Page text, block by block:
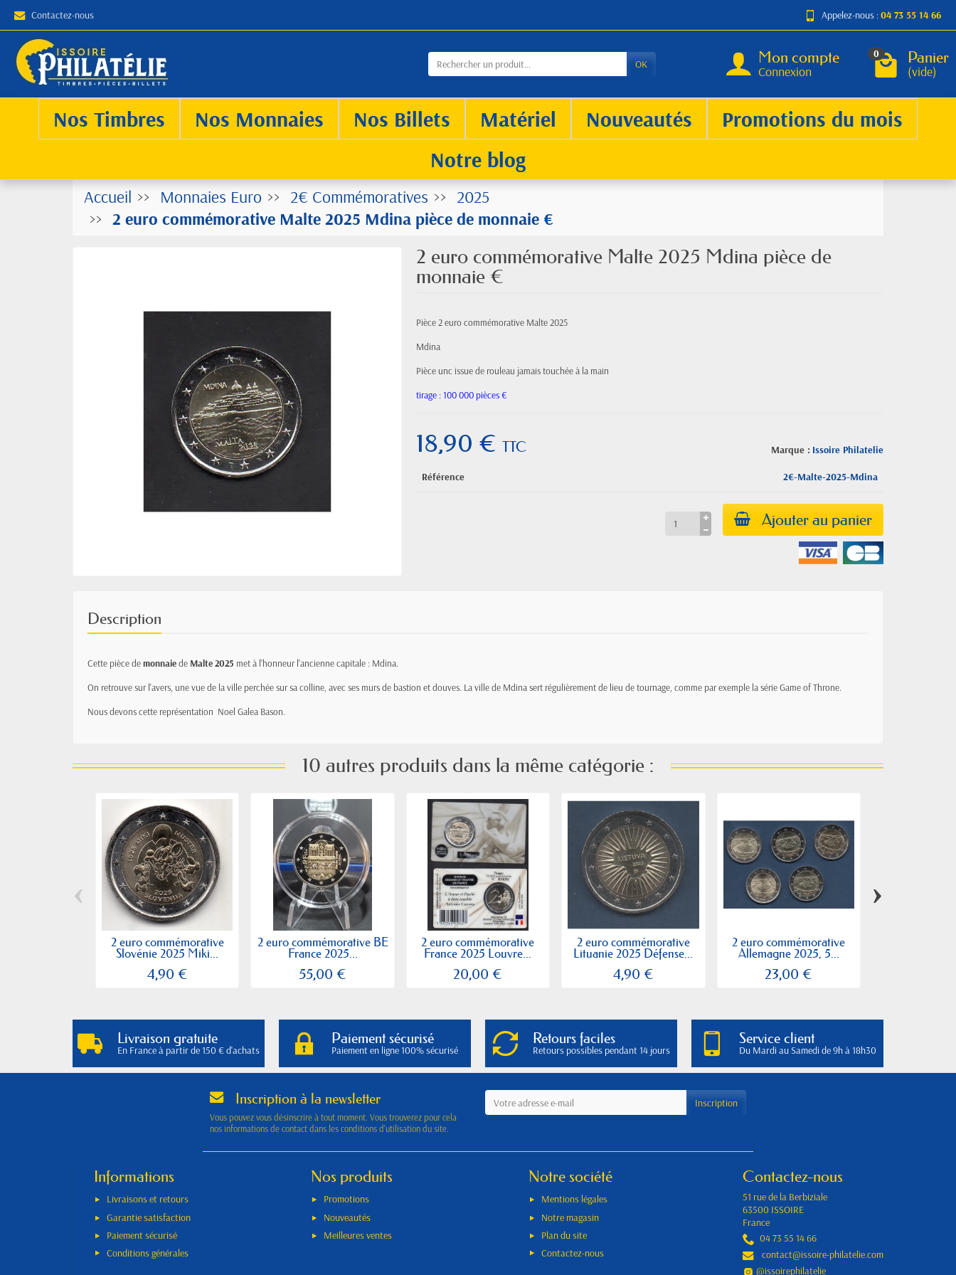
Contactez-nous Appelez-nous :04 73 55 14 66
OK Mon compte
Connexion
0 Panier
(vide)
Nos Timbres Nos Monnaies Nos Billets Matériel Nouveautés
Promotions du mois
Notre blog
Accueil Monnaies Euro 2€ Commémoratives
2025
2 euro commémorative Malte 2025 Mdina pièce de monnaie €
2 euro commémorative Malte 2025 Mdina pièce de
monnaie €
Pièce 2 euro commémorative Malte 2025
Mdina
Pièce unc issue de rouleau jamais touchée à la main
tirage : 100 000 pièces €
Marque : Issoire Philatelie
18,90 €TTC
Référence 2€-Malte-2025-Mdina
Ajouter au panier
Description
Cette pièce demonnaiede Malte 2025 met à l'honneur l'ancienne capitale : Mdina.
On retrouve sur l'avers, une vue de la ville perchée sur sa colline, avec ses murs de bastion et douves. La ville de Mdina sert régulièrement de lieu de tournage, comme par exemple la série Game of Throne.
Nous devons cette représentation Noel Galea Bason.
10 autres produits dans la même catégorie :
2 euro commémorative
Slovénie 2025 Miki...
4,90 €
2 euro commémorative BE
France 2025...
55,00 €
2 euro commémorative
France 2025 Louvre...
20,00 €
2 euro commémorative
Lituanie 2025 Défense...
4,90 €
2 euro commémorative
Allemagne 2025, 5...
23,00 €
‹ ›
Livraison gratuite
En France à partir de 150 € d'achats
Paiement sécurisé
Paiement en ligne 100% sécurisé
Retours faciles
Retours possibles pendant 14 jours
Service client
Du Mardi au Samedi de 9h à 18h30
Inscription à la newsletter
Vous pouvez vous désinscrire à tout moment. Vous trouverez pour cela
nos informations de contact dans les conditions d'utilisation du site.
Informations
Livraisons et retours
Garantie satisfaction
Paiement sécurisé
Conditions générales
Nos produits
Promotions
Nouveautés
Meilleures ventes
Notre société
Mentions légales
Notre magasin
Plan du site
Contactez-nous
Contactez-nous
51 rue de la Berbiziale
63500 ISSOIRE
France
04 73 55 14 66
contact@issoire-philatelie.com
@issoirephilatelie